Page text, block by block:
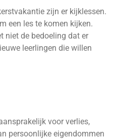
zijn er kijklessen.
een les te komen kijken.
niet de bedoeling dat er
leerlingen die willen
voor verlies,
persoonlijke eigendommen